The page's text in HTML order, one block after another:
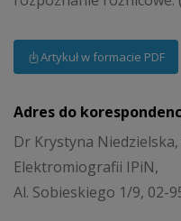
Artykuł w formacie PDF
Adres do
Dr Krystyna
Elektromiografii IPiN,
Al. Sobieskiego 1/9, 02-